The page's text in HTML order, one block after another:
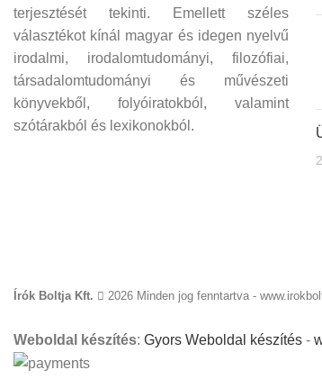
terjesztését tekinti. Emellett széles
választékot kínál magyar és idegen nyelvű
irodalmi, irodalomtudományi, filozófiai,
társadalomtudományi és művészeti
könyvekből, folyóiratokból, valamint
szótárakból és lexikonokból.
Írók Boltja Kft. 2026 Minden jog fenntartva -
Weboldal készítés: Gyors Weboldal készítés -